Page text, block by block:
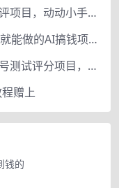
《188个赚钱项目-183》有驾车评项目，动动小手，复制粘贴赚44元！
上架2小时收入630+，只要有手就能做的AI搞钱项目，奶奶看完都能学会!
《188个赚钱项目-180》手机尾号测试评分项目，短视频直播日赚200+
赠上
钱的